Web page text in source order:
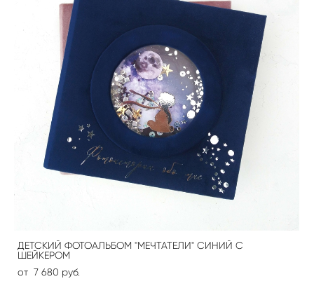
ДЕТСКИЙ ФОТОАЛЬБОМ "МЕЧТАТЕЛИ" СИНИЙ С
ШЕЙКЕРОМ
от 7 680 pуб.